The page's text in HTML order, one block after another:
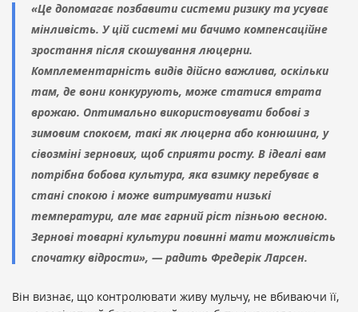
«Це допомагає позбавити системи ризику та усуває
мінливість. У цій системі ми бачимо компенсаційне
зростання після скошування люцерни.
Комплементарність видів дійсно важлива, оскільки
там, де вони конкурують, може статися втрата
врожаю. Оптимально використовувати бобові з
зимовим спокоєм, такі як люцерна або конюшина, у
сівозміні зернових, щоб сприяти росту. В ідеалі вам
потрібна бобова культура, яка взимку перебуває в
стані спокою і може витримувати низькі
температури, але має гарний ріст пізньою весною.
Зернові товарні культури повинні мати можливість
спочатку відрости», — радить Фредерік Ларсен.
Він визнає, що контролювати живу мульчу, не вбиваючи її,